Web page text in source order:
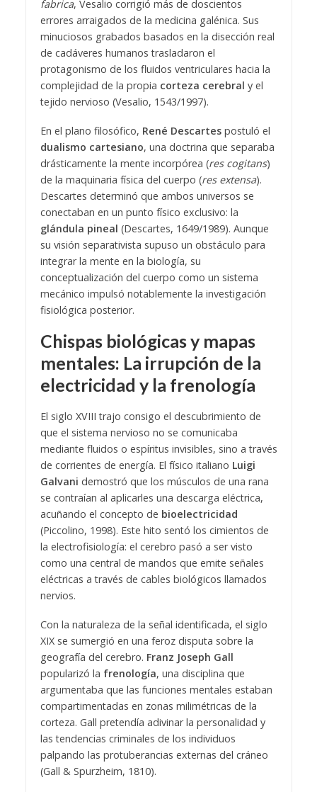
fabrica, Vesalio corrigió más de doscientos
errores arraigados de la medicina galénica. Sus
minuciosos grabados basados en la disección real
de cadáveres humanos trasladaron el
protagonismo de los fluidos ventriculares hacia la
complejidad de la propia corteza cerebral y el
tejido nervioso (Vesalio, 1543/1997).
En el plano filosófico, René Descartespostuló el
dualismo cartesiano, una doctrina que separaba
drásticamente la mente incorpórea (res cogitans)
de la maquinaria física del cuerpo (res extensa).
Descartes determinó que ambos universos se
conectaban en un punto físico exclusivo: la
glándula pineal (Descartes, 1649/1989). Aunque
su visión separativista supuso un obstáculo para
integrar la mente en la biología, su
conceptualización del cuerpo como un sistema
mecánico impulsó notablemente la investigación
fisiológica posterior.
Chispas biológicas y mapas
mentales: La irrupción de la
electricidad y la frenología
El siglo XVIII trajo consigo el descubrimiento de
que el sistema nervioso no se comunicaba
mediante fluidos o espíritus invisibles, sino a través
de corrientes de energía. El físico italiano Luigi
Galvani demostró que los músculos de una rana
se contraían al aplicarles una descarga eléctrica,
acuñando el concepto de bioelectricidad
(Piccolino, 1998). Este hito sentó los cimientos de
la electrofisiología: el cerebro pasó a ser visto
como una central de mandos que emite señales
eléctricas a través de cables biológicos llamados
nervios.
Con la naturaleza de la señal identificada, el siglo
XIX se sumergió en una feroz disputa sobre la
geografía del cerebro. Franz Joseph Gall
popularizó la frenología, una disciplina que
argumentaba que las funciones mentales estaban
compartimentadas en zonas milimétricas de la
corteza. Gall pretendía adivinar la personalidad y
las tendencias criminales de los individuos
palpando las protuberancias externas del cráneo
(Gall & Spurzheim, 1810).